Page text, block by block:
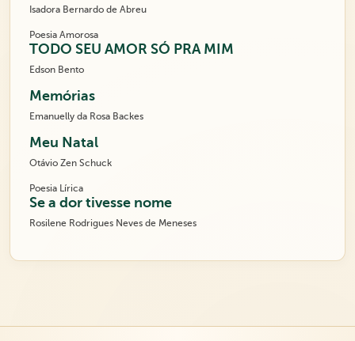
Isadora Bernardo de Abreu
Poesia Amorosa
TODO SEU AMOR SÓ PRA MIM
Edson Bento
Memórias
Emanuelly da Rosa Backes
Meu Natal
Otávio Zen Schuck
Poesia Lírica
Se a dor tivesse nome
Rosilene Rodrigues Neves de Meneses